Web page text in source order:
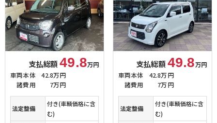
支払総額49.8万円
車両本体
42.8万円
諸費用
7万円
法定整備
付き(車輌価格に含
む)
支払総額49.8万円
車両本体
42.8万円
諸費用
7万円
法定整備
付き(車輌価格に含
む)